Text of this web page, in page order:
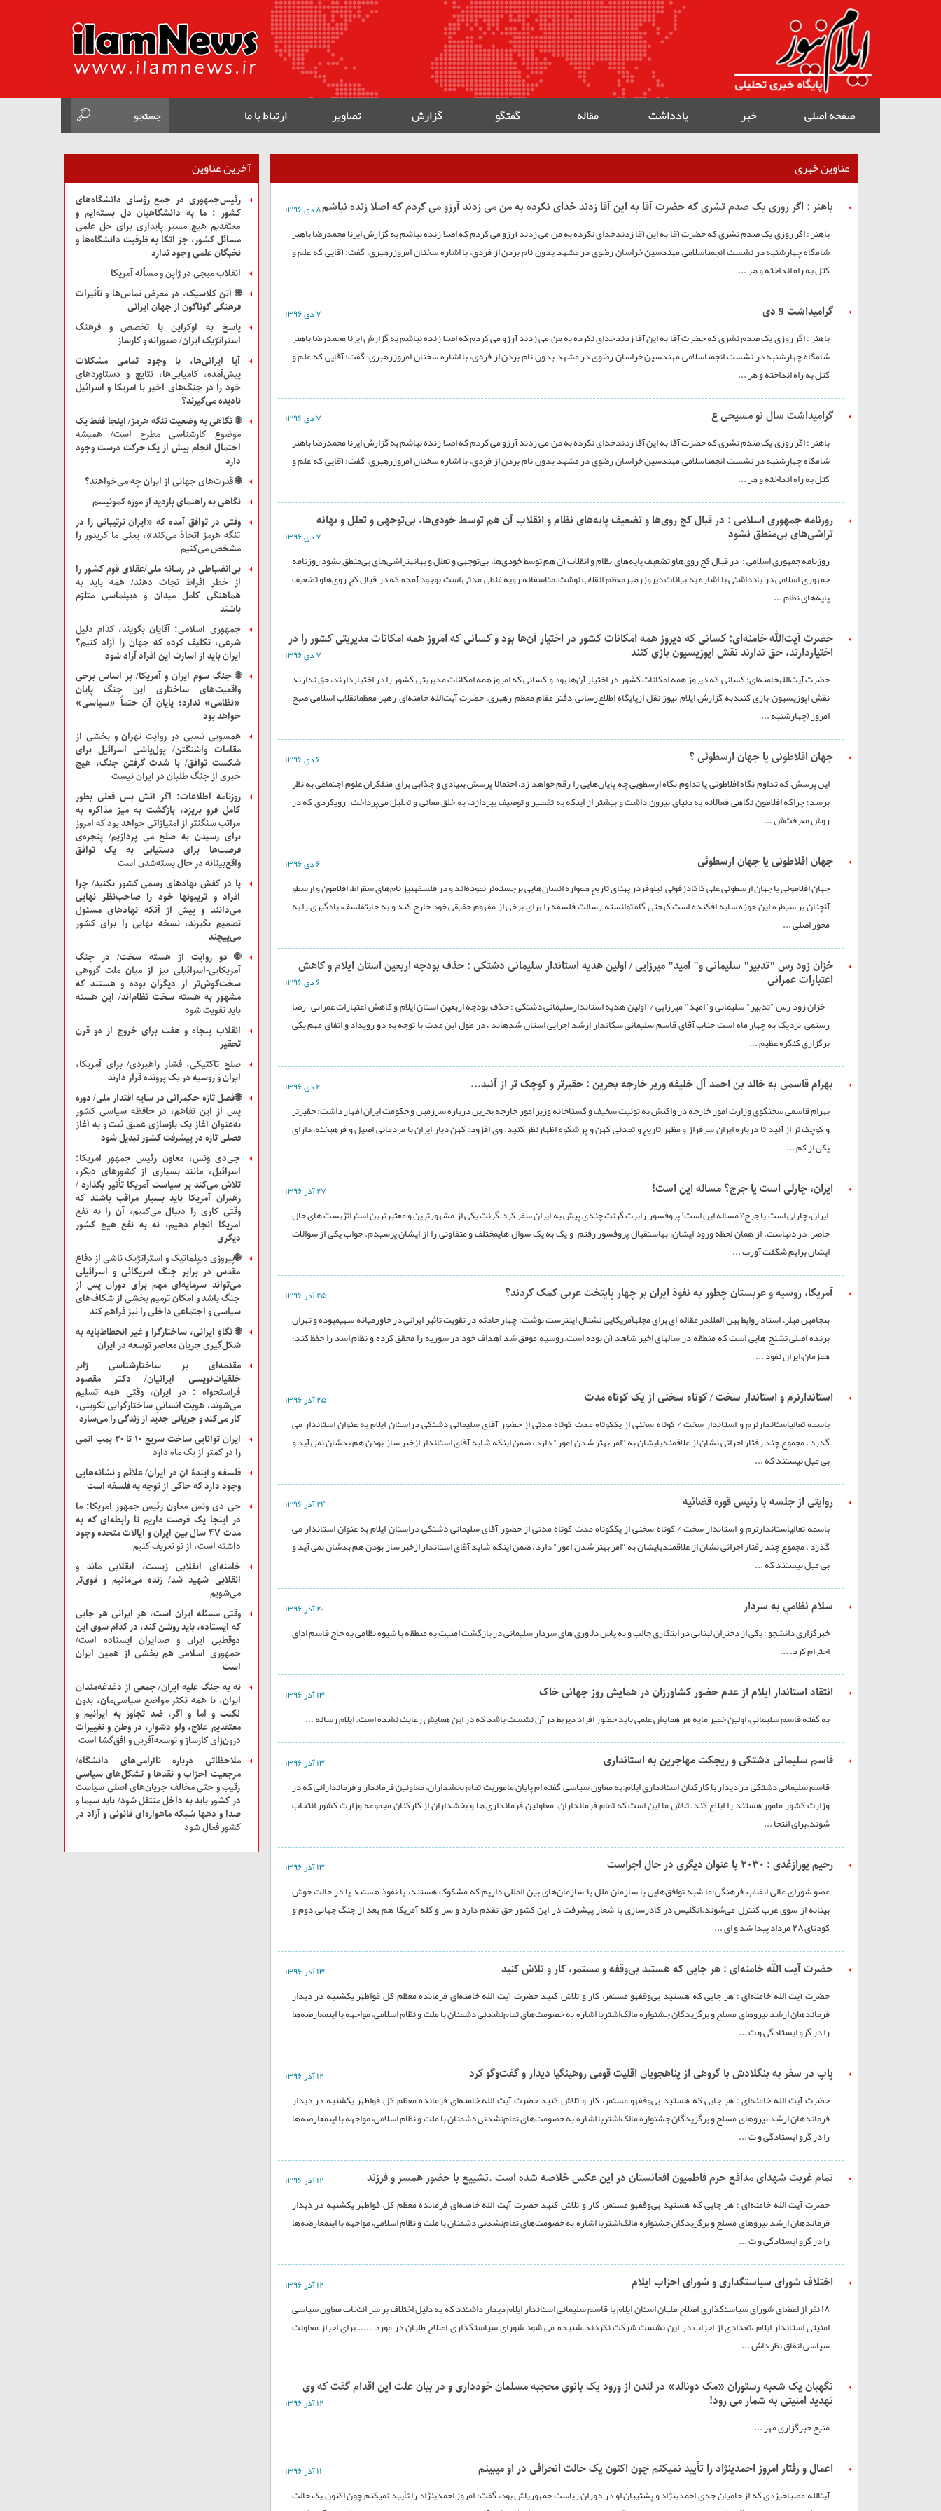
صفحه اصلی خبر یادداشت مقاله گفتگو گزارش تصاویر ارتباط با ما
عناوین خبری
باهنر : اگر روزی یک صدم تشری که حضرت آقا به این آقا زدند خدای نکرده به من می زدند آرزو می کردم که اصلا زنده نباشم۸ دی ۱۳۹۶
باهنر : اگر روزی یک صدم تشری که حضرت آقا به این آقا زدندخدای نکرده به من می زدند آرزو می کردم که اصلا زنده نباشم به گزارش ایرنا محمدرضا باهنر
شامگاه چهارشنبه در نشست انجمناسلامی مهندسین خراسان رضوی در مشهد بدون نام بردن از فردی، با اشاره سخنان امروزرهبری، گفت: آقایی که علم و
کتل به راه انداخته و هر ...
گرامیداشت 9 دی ۷ دی ۱۳۹۶
باهنر : اگر روزی یک صدم تشری که حضرت آقا به این آقا زدندخدای نکرده به من می زدند آرزو می کردم که اصلا زنده نباشم به گزارش ایرنا محمدرضا باهنر
شامگاه چهارشنبه در نشست انجمناسلامی مهندسین خراسان رضوی در مشهد بدون نام بردن از فردی، با اشاره سخنان امروزرهبری، گفت: آقایی که علم و
کتل به راه انداخته و هر ...
گرامیداشت سال نو مسیحی ع ۷ دی ۱۳۹۶
باهنر : اگر روزی یک صدم تشری که حضرت آقا به این آقا زدندخدای نکرده به من می زدند آرزو می کردم که اصلا زنده نباشم به گزارش ایرنا محمدرضا باهنر
شامگاه چهارشنبه در نشست انجمناسلامی مهندسین خراسان رضوی در مشهد بدون نام بردن از فردی، با اشاره سخنان امروزرهبری، گفت: آقایی که علم و
کتل به راه انداخته و هر ...
روزنامه جمهوری اسلامی : در قبال کج روی‌ها و تضعیف پایه‌های نظام و انقلاب آن هم توسط خودی‌ها، بی‌توجهی و تعلل و بهانه
تراشی‌‌های بی‌منطق نشود ۷ دی ۱۳۹۶
روزنامه جمهوری اسلامی : در قبال کج روی‌هاو تضعیف پایه‌های نظام و انقلاب آن هم توسط خودی‌ها، بی‌توجهی و تعلل و بهانهتراشی‌‌های بی‌منطق نشود روزنامه
جمهوری اسلامی در یادداشتی با اشاره به بیانات دیروزرهبرمعظم انقلاب نوشت:متاسفانه رویه غلطی مدتی است بوجود آمده که در قبال کج روی‌هاو تضعیف
پایه‌های نظام ...
حضرت آیت‌الله خامنه‌ای: کسانی که دیروز همه امکانات کشور در اختیار آن‌ها بود و کسانی که امروز همه امکانات مدیریتی کشور را در
اختیاردارند، حق ندارند نقش اپوزیسیون بازی کنند ۷ دی ۱۳۹۶
حضرت آیت‌اللهخامنه‌ای: کسانی که دیروز همه امکانات کشور در اختیار آن‌ها بود و کسانی که امروزهمه امکانات مدیریتی کشور را در اختیاردارند، حق ندارند
نقش اپوزیسیون بازی کنندبه گزارش ایلام نیوز نقل ازپایگاه اطلاع‌رسانی دفتر مقام معظم رهبری، حضرت آیت‌الله خامنه‌ای رهبر معظمانقلاب اسلامی صبح
امروز (چهارشنبه ...
جهان افلاطونی یا جهان ارسطوئی ؟ ۶ دی ۱۳۹۶
این پرسش که تداوم نگاه افلاطونی یا تداوم نگاه ارسطویی چه پایان‌هایی را رقم خواهد زد، احتمالا پرسش بنیادی و جذابی برای متفکران علوم اجتماعی به نظر
برسد؛ چراکه افلاطون نگاهی فعالانه به دنیای بیرون داشت و بیشتر از اینکه به تفسیر و توصیف بپردازد، به خلق معانی و تحلیل می‌پرداخت؛ رویکردی که در
روش معرفت‌ش ...
جهان افلاطونی یا جهان ارسطوئی ۶ دی ۱۳۹۶
جهان افلاطونی یا جهان ارسطوئی علی کاکادزفولی نیلوفردر پهنای تاریخ همواره انسان‌هایی برجسته‌تر نموده‌اند و در فلسفهنیز نام‌های سقراط، افلاطون و ارسطو
آنچنان بر سیطره این حوزه سایه افکنده است کهحتی گاه توانسته رسالت فلسفه را برای برخی از مفهوم حقیقی خود خارج کند و به جایتفلسف، یادگیری را به
محور اصلی ...
خزان زود رس "تدبیر" سلیمانی و" امید" میرزایی / اولین هدیه استاندار سلیمانی دشتکی : حذف بودجه اربعین استان ایلام و کاهش
اعتبارات عمرانی ۶ دی ۱۳۹۶
خزان زود رس "تدبیر" سلیمانی و"امید" میرزایی / اولین هدیه استاندارسلیمانی دشتکی : حذف بودجه اربعین استان ایلام و کاهش اعتبارات عمرانی رضا
رستمی نزدیک به چهار ماه است جناب آقای قاسم سلیمانی سکاندار ارشد اجرایی استان شدهاند ، در طول این مدت با توجه به دو رویداد و اتفاق مهم یکی
برگزاری کنگره عظیم ...
بهرام قاسمی به خالد بن احمد آل خلیفه وزیر خارجه بحرین : حقیرتر و کوچک تر از آنید... ۲ دی ۱۳۹۶
بهرام قاسمی سخنگوی وزارت امور خارجه در واکنش به توئیت سخیف و گستاخانه وزیر امور خارجه بحرین درباره سرزمین و حکومت ایران اظهار داشت: حقیرتر
و کوچک تر از آنید تا درباره ایران سرفراز و مظهر تاریخ و تمدنی کهن و پر شکوه اظهارنظر کنید. وی افزود: کهن دیارِ ایران با مردمانی اصیل و فرهیخته، دارای
یکی از کم ...
ایران، چارلی است یا جرج؟ مساله این است! ۲۷ آذر ۱۳۹۶
ایران، چارلی است یا جرج؟ مساله این است! پروفسور رابرت گرنت چندی پیش به ایران سفر کرد.گرنت یکی از مشهورترین و معتبرترین استراتژيست های حال
حاضر در دنیاست. از همان لحظه ورود ایشان، بهاستقبال پروفسور رفتم و یک به یک سوال هایمختلف و متفاوتی را از ایشان پرسیدم. جواب یکی از سوالات
ایشان برایم شگفت آورب ...
آمریکا، روسیه و عربستان چطور به نفوذ ایران بر چهار پایتخت عربی کمک کردند؟ ۲۵ آذر ۱۳۹۶
بنجامین میلر، استاد روابط بین المللدر مقاله ای برای مجلهآمریکایی نشنال اینترست نوشت: چهار حادثه در تقویت تاثیر ایرانی در خاورمیانه سهیمبوده و تهران
برنده اصلی تشنج هایی است که منطقه در سالهای اخیر شاهد آن بوده است.روسیه موفق شد اهداف خود در سوریه را محقق کرده و نظام اسد را حفظ کند؛
همزمان،ایران نفوذ ...
استاندارنرم و استاندار سخت / کوتاه سخنی از یک کوتاه مدت ۲۵ آذر ۱۳۹۶
باسمه تعالیاستاندارنرم و استاندار سخت / کوتاه سخنی از یککوتاه مدت کوتاه مدتی از حضور آقای سلیمانی دشتکی دراستان ایلام به عنوان استاندار می
گذرد . مجموع چند رفتار اجرائی نشان از علاقمندیایشان به "امر بهتر شدن امور" دارد ، ضمن اینکه شاید آقای استاندار ازخبر ساز بودن هم بدشان نمی آید و
بی میل نیستند که ...
روایتی از جلسه با رئیس قوره قضائیه ۲۴ آذر ۱۳۹۶
باسمه تعالیاستاندارنرم و استاندار سخت / کوتاه سخنی از یککوتاه مدت کوتاه مدتی از حضور آقای سلیمانی دشتکی دراستان ایلام به عنوان استاندار می
گذرد . مجموع چند رفتار اجرائی نشان از علاقمندیایشان به "امر بهتر شدن امور" دارد ، ضمن اینکه شاید آقای استاندار ازخبر ساز بودن هم بدشان نمی آید و
بی میل نیستند که ...
سلام نظامي به سردار ۲۰ آذر ۱۳۹۶
خبرگزاری دانشجو : یکی از دختران لبنانی در ابتکاری جالب و به پاس دلاوری های سردار سلیمانی در بازگشت امنیت به منطقه با شیوه نظامی به حاج قاسم ادای
احترام کرد. ...
انتقاد استاندار ایلام از عدم حضور کشاورزان در همایش روز جهانی خاک ۱۳ آذر ۱۳۹۶
به گفته قاسم سلیمانی، اولین خمیر مایه هر همایش علمی باید حضور افراد ذیربط در آن نشست باشد که در این همایش رعایت نشده است. ایلام رسانه ...
قاسم سلیمانی دشتکی و ریجکت مهاجرین به استانداری ۱۳ آذر ۱۳۹۶
قاسم سلیمانی دشتکی در دیدار با کارکنان استانداری ایلام:به معاون سیاسی گفته ام پایان ماموریت تمام بخشداران، معاونین فرماندار و فرماندارانی که در
وزارت کشور مامور هستند را ابلاغ کند. تلاش ما این است که تمام فرمانداران، معاونین فرمانداری ها و بخشداران از کارکنان مجموعه وزارت کشور انتخاب
شوند.برای انتخا ...
رحیم پورازغدی : ۲۰۳۰ با عنوان دیگری در حال اجراست ۱۳ آذر ۱۳۹۶
عضو شورای عالی انقلاب فرهنگی:ما شبه توافق‌هایی با سازمان ملل یا سازمان‌های بین المللی داریم که مشکوک هستند، یا نفوذ هستند یا در حالت خوش
بینانه از سوی غرب کنترل می‌شوند.انگلیس در کادرسازی با شعار پیشرفت در این کشور حق تقدم دارد و سر و کله آمریکا هم بعد از جنگ جهانی دوم و
کودتای 28 مرداد پیدا شد و ای ...
حضرت آیت الله خامنه‌ای : هر جایی که هستید بی‌وقفه و مستمر، کار و تلاش کنید ۱۳ آذر ۱۳۹۶
حضرت آیت الله خامنه‌ای : هر جایی که هستید بی‌وقفهو مستمر، کار و تلاش کنید حضرت آیت الله خامنه‌ای فرمانده معظم کل قواظهر یکشنبه در دیدار
فرماندهان ارشد نیروهای مسلح و برگزیدگان جشنواره مالک‌اشتربا اشاره به خصومت‌های تمام‌نشدنی دشمنان با ملت و نظام اسلامی، مواجهه با اینمعارضه‌ها
را در گرو ایستادگی و ت ...
پاپ در سفر به بنگلادش با گروهی از پناهجویان اقلیت قومی روهینگیا دیدار و گفت‌و‌گو کرد ۱۲ آذر ۱۳۹۶
حضرت آیت الله خامنه‌ای : هر جایی که هستید بی‌وقفهو مستمر، کار و تلاش کنید حضرت آیت الله خامنه‌ای فرمانده معظم کل قواظهر یکشنبه در دیدار
فرماندهان ارشد نیروهای مسلح و برگزیدگان جشنواره مالک‌اشتربا اشاره به خصومت‌های تمام‌نشدنی دشمنان با ملت و نظام اسلامی، مواجهه با اینمعارضه‌ها
را در گرو ایستادگی و ت ...
تمام غربت شهدای مدافع حرم فاطمیون افغانستان در این عکس خلاصه شده است .تشییع با حضور همسر و فرزند ۱۲ آذر ۱۳۹۶
حضرت آیت الله خامنه‌ای : هر جایی که هستید بی‌وقفهو مستمر، کار و تلاش کنید حضرت آیت الله خامنه‌ای فرمانده معظم کل قواظهر یکشنبه در دیدار
فرماندهان ارشد نیروهای مسلح و برگزیدگان جشنواره مالک‌اشتربا اشاره به خصومت‌های تمام‌نشدنی دشمنان با ملت و نظام اسلامی، مواجهه با اینمعارضه‌ها
را در گرو ایستادگی و ت ...
اختلاف شورای سیاستگذاری و شورای احزاب ایلام ۱۲ آذر ۱۳۹۶
۱۸ نفر از اعضای شورای سیاستگذاری اصلاح طلبان استان ایلام با قاسم سلیمانی استاندار ایلام دیدار داشتند که به دلیل اختلاف بر سر انتخاب معاون سیاسی
امنیتی استاندار ایلام ،تعدادی از احزاب در این نشست شرکت نکردند.شنیده می شود شورای سیاستگذاری اصلاح طلبان در مورد ..... برای احراز معاونت
سیاسی اتفاق نظر داش ...
نگهبان یک شعبه رستوران «مک دونالد» در لندن از ورود یک بانوی محجبه مسلمان خودداری و در بیان علت این اقدام گفت که وی
تهدید امنیتی به شمار می رود! ۱۲ آذر ۱۳۹۶
منیع خبرگزاری مهر ...
اعمال و رفتار امروز احمدی‎نژاد را تأیید نمی‎کنم چون اکنون یک حالت انحرافی در او می‎بینم ۱۱ آذر ۱۳۹۶
آیت‎الله مصباح‎یزدی که از حامیان جدی احمدی‎نژاد و پشتیبان او در دوران ریاست جمهوری‎اش بود، گفت: امروز احمدی‎نژاد را تأیید نمی‎کنم چون اکنون یک حالت
آخرین عناوین
رئیس‌جمهوری در جمع رؤسای دانشگاه‌های
کشور : ما به دانشگاهیان دل بسته‌ایم و
معتقدیم هیچ مسیر پایداری برای حل علمی
مسائل کشور، جز اتکا به ظرفیت دانشگاه‌ها و
نخبگان علمی وجود ندارد
انقلاب میجی در ژاپن و مسأله آمریکا
🌐 آتنِ کلاسیک، در معرض تماس‌ها و تأثیرات
فرهنگی گوناگون از جهان ایرانی
پاسخ به اوکراین با تخصص و فرهنگ
استراتژیک ایران/ صبورانه و کارساز
آیا ایرانی‌ها، با وجود تمامی مشکلات
پیش‌آمده، کامیابی‌ها، نتایج و دستاوردهای
خود را در جنگ‌های اخیر با آمریکا و اسرائیل
نادیده می‌گیرند؟
🌐 نگاهی به وضعیت تنگه هرمز/ اینجا فقط یک
موضوع کارشناسی مطرح است/ همیشه
احتمال انجام بیش از یک حرکت درست وجود
دارد
🌐 قدرت‌های جهانی از ایران چه می‌خواهند؟
نگاهی به راهنمای بازدید از موزه‌ کمونیسم
وقتی در توافق آمده که «ایران ترتیباتی را در
تنگه هرمز اتخاذ می‌کند»، یعنی ما کریدور را
مشخص می‌کنیم
بی‌انضباطی در رسانه ملی/عقلای قوم کشور را
از خطر افراط نجات دهند/ همه باید به
هماهنگی کامل میدان و دیپلماسی متلزم
باشند
جمهوری اسلامی: آقایان بگویند، کدام دلیل
شرعی، تکلیف کرده که جهان را آزاد کنیم؟
ایران باید از اسارت این افراد آزاد شود
🌐 جنگ سوم ایران و آمریکا/ بر اساس برخی
واقعیت‌های ساختاری این جنگ پایان
«نظامی» ندارد؛ پایان آن حتماً «سیاسی»
خواهد بود
همسویی نسبی در روایت تهران و بخشی از
مقامات واشنگتن/ پول‌پاشی اسرائیل برای
شکست توافق/ با شدت گرفتن جنگ، هیچ
خبری از جنگ طلبان در ایران نیست
روزنامه اطلاعات: اگر آتش بس فعلی بطور
کامل فرو بریزد، بازگشت به میز مذاکره به
مراتب سنگنتر از امتیازاتی خواهد بود که امروز
برای رسیدن به صلح می پردازیم/ پنجره‌ی
فرصت‌ها برای دستیابی به یک توافق
واقع‌بینانه در حال بسته‌شدن است
پا در کفش نهادهای رسمی کشور نکنید/ چرا
افراد و تریبونها خود را صاحب‌نظر نهایی
می‌دانند و پیش از آنکه نهادهای مسئول
تصمیم بگیرند، نسخه نهایی را برای کشور
می‌پیچند
🌐 دو روایت از هسته سخت/ در جنگ
آمریکایی-اسرائیلی نیز از میان ملت‌ گروهی
سخت‌کوش‌تر از دیگران بوده و هستند که
مشهور به هسته سخت نظام‌اند/ این هسته
باید تقویت شود
انقلاب پنجاه و هفت برای خروج از دو قرن
تحقیر
صلح تاکتیکی، فشار راهبردی/ برای آمریکا،
ایران و روسیه در یک پرونده قرار دارند
🌐فصل تازه حکمرانی در سایه اقتدار ملی/ دوره
پس از این تفاهم، در حافظه سیاسی کشور
به‌عنوان آغاز یک بازسازی عمیق ثبت و به آغاز
فصلی تازه در پیشرفت کشور تبدیل شود
جی‌دی ونس، معاون رئیس جمهور امریکا:
اسرائیل، مانند بسیاری از کشور‌های دیگر،
تلاش می‌کند بر سیاست آمریکا تأثیر بگذارد /
رهبران آمریکا باید بسیار مراقب باشند که
وقتی کاری را دنبال می‌کنیم، آن را به نفع
آمریکا انجام دهیم، نه به نفع هیچ کشور
دیگری
🌐پیروزی دیپلماتیک و استراتژیک ناشی از دفاع
مقدس در برابر جنگ آمریکائی و اسرائیلی
می‌تواند سرمایه‌ای مهم برای دوران پس از
جنگ باشد و امکان ترمیم بخشی از شکاف‌های
سیاسی و اجتماعی داخلی را نیز فراهم کند
🌐 نگاهِ ایرانی، ساختارگرا و غیر انحطاط‌پایه به
شکل‌گیری جریان معاصر توسعه در ایران
مقدمه‌ای بر ساختارشناسی ژانر
خلقیات‌نویسی ایرانیان/ دکتر مقصود
فراستخواه : در ایران، وقتی همه تسلیم
می‌شوند، هویتِ انسانیِ ساختارگرایی تکوینی،
کار می‌کند و جریانی جدید از زندگی را می‌سازد
ایران توانایی ساخت سریع ۱۰ تا ۲۰ بمب اتمی
را در کمتر از یک ماه دارد
فلسفه و آیندۀ آن در ایران/ علائم و نشانه‌هایی
وجود دارد که حاکی از توجه به فلسفه است
جی دی ونس معاون رئیس جمهور امریکا: ما
در اینجا یک فرصت داریم تا رابطه‌ای که به
مدت ۴۷ سال بین ایران و ایالات متحده وجود
داشته است، از نو تعریف کنیم
خامنه‌ای انقلابی زیست، انقلابی ماند و
انقلابی شهید شد/ زنده می‌مانیم و قوی‌تر
می‌شویم
وقتی مسئله ایران است، هر ایرانی هر جایی
که ایستاده، باید روشن کند، در کدام سوی این
دوقطبی ایران و ضدایران ایستاده است/
جمهوری اسلامی هم بخشی از همین ایران
است
نه به جنگ علیه ایران/ جمعی از دغدغه‌مندان
ایران، با همه تکثر مواضع سیاسی‌مان، بدون
لکنت و اما و اگر، ضد تجاوز به ایرانیم و
معتقدیم علاج، ولو دشوار، در وطن و تغییرات
درون‌زای کارساز و توسعه‌آفرین و افق‌گشا است
ملاحظاتی درباره ناآرامی‌های دانشگاه/
مرجعیت احزاب و نقدها و تشکل‌های سیاسی
رقیب و حتی مخالف جریان‌های اصلی سیاست
در کشور باید به داخل منتقل شود/ باید سیما و
صدا و دهها شبکه ماهواره‌ای قانونی و آزاد در
کشور فعال شود